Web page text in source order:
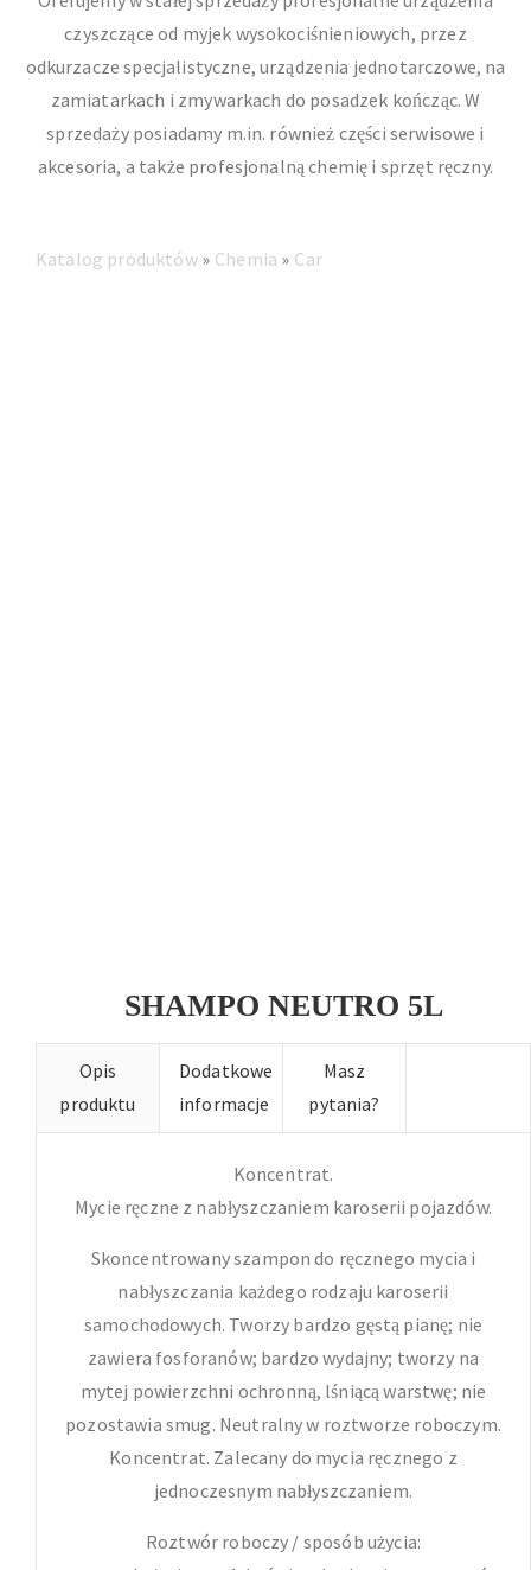
czyszczące od myjek wysokociśnieniowych, przez
odkurzacze specjalistyczne, urządzenia jednotarczowe, na
zamiatarkach i zmywarkach do posadzek kończąc. W
sprzedaży posiadamy m.in. również części serwisowe i
akcesoria, a także profesjonalną chemię i sprzęt ręczny.
Katalog produktów Chemia Car
SHAMPO NEUTRO 5L
Opis
produktu
Dodatkowe
informacje
Masz
pytania?
Koncentrat.
Mycie ręczne z nabłyszczaniem karoserii pojazdów.
Skoncentrowany szampon do ręcznego mycia i
nabłyszczania każdego rodzaju karoserii
samochodowych. Tworzy bardzo gęstą pianę; nie
zawiera fosforanów; bardzo wydajny; tworzy na
mytej powierzchni ochronną, lśniącą warstwę; nie
pozostawia smug. Neutralny w roztworze roboczym.
Koncentrat. Zalecany do mycia ręcznego z
jednoczesnym nabłyszczaniem.
Roztwór roboczy / sposób użycia: